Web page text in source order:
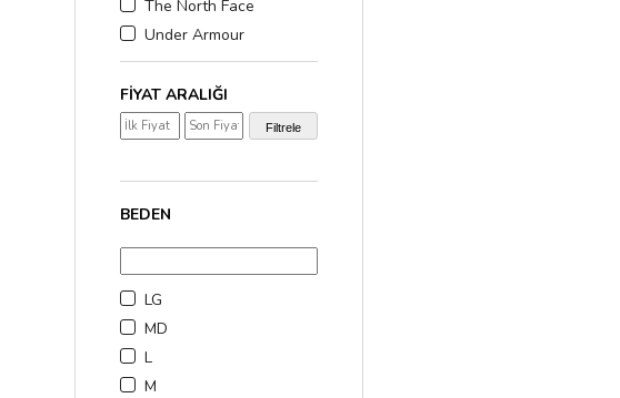
The North Face
Under Armour
FIYAT ARALIĞI
Filtrele
BEDEN
LG
MD
L
M